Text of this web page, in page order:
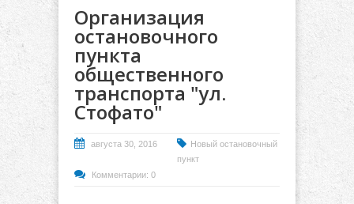
Организация
остановочного
пункта
общественного
транспорта "ул.
Стофато"
августа 30, 2016
Новый остановочный
пункт
Комментарии: 0